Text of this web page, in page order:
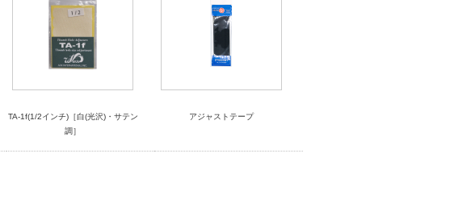
TA-1f(1/2インチ)［白(光沢)・サテン
調］
アジャストテープ